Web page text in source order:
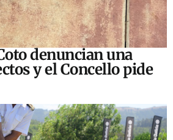
denuncian una
y el Concello pide